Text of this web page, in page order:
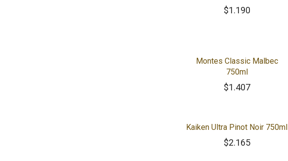
$1.190
Montes Classic Malbec
750ml
$1.407
Kaiken Ultra Pinot Noir 750ml
$2.165